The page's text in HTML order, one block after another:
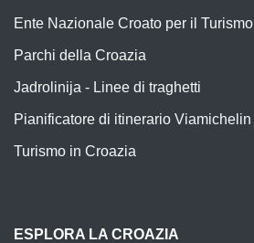
Ente Nazionale Croato per il Turismo
Parchi della Croazia
Jadrolinija - Linee di traghetti
Pianificatore di itinerario Viamichelin
Turismo in Croazia
ESPLORA LA CROAZIA